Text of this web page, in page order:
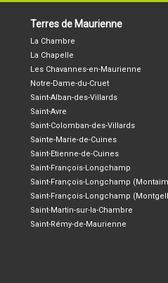
Terres de Maurienne
La Chambre
La Chapelle
Les Chavannes-en-Maurienne
Notre-Dame-du-Cruet
Saint-Alban-des-Villards
Saint-Avre
Saint-Colomban-des-Villards
Sainte-Marie-de-Cuines
Saint-Etienne-de-Cuines
Saint-François-Longchamp
Saint-François-Longchamp
Saint-François-Longchamp
Saint-Martin-sur-la-Chambre
Saint-Rémy-de-Maurienne